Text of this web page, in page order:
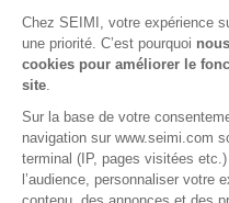
adresse : 75
29200
LABELLISÉE
Chez SEIMI, votre expérience
une priorité. C’est pourquoi
cookies pour améliorer le
site.
Sur la base de votre
navigation sur www.seimi.com
terminal (IP, pages visitées
l’audience, personnaliser votre